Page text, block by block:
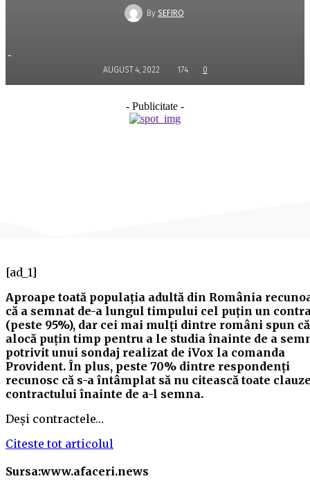
By SEFIRO
-
AUGUST 4, 2022 174 0
- Publicitate -
[ad_1]
Aproape toată populația adultă din România
că a semnat de-a lungul timpului cel puțin un
(peste 95%), dar cei mai mulți dintre români spun că
alocă puțin timp pentru a le studia înainte de a
potrivit unui sondaj realizat de iVox la comanda
Provident. În plus, peste 70% dintre respondenți
recunosc că s-a întâmplat să nu citească toate
contractului înainte de a-l semna.
Deși contractele…
Citeste tot articolul
Sursa:www.afaceri.news